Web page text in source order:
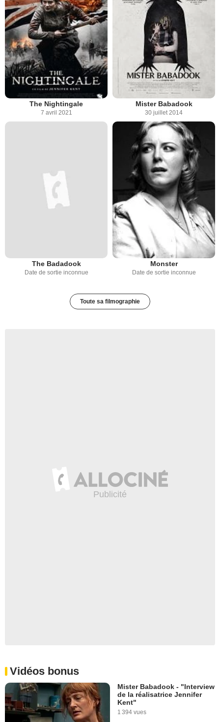
The Nightingale
7 avril 2021
Mister Babadook
30 juillet 2014
The Badadook
Date de sortie inconnue
Monster
Date de sortie inconnue
Toute sa filmographie
Vidéos bonus
Mister Babadook - "Interview
de la réalisatrice Jennifer
Kent"
1 394 vues